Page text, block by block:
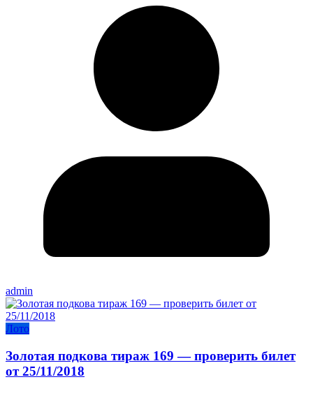
admin
Лото
Золотая подкова тираж 169 — проверить билет
от 25/11/2018